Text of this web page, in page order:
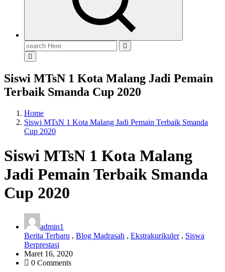
Search
for:
Siswi MTsN 1 Kota Malang Jadi Pemain
Terbaik Smanda Cup 2020
Home
Siswi MTsN 1 Kota Malang Jadi Pemain Terbaik Smanda
Cup 2020
Siswi MTsN 1 Kota Malang
Jadi Pemain Terbaik Smanda
Cup 2020
admin1
Berita Terbaru , Blog Madrasah , Ekstrakurikuler, Siswa
Berprestasi
Maret 16, 2020
0 Comments